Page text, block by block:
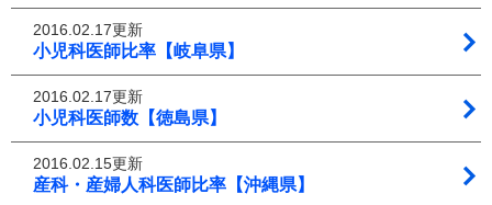
2016.02.17更新
小児科医師比率【岐阜県】
2016.02.17更新
小児科医師数【徳島県】
2016.02.15更新
産科・産婦人科医師比率【沖縄県】